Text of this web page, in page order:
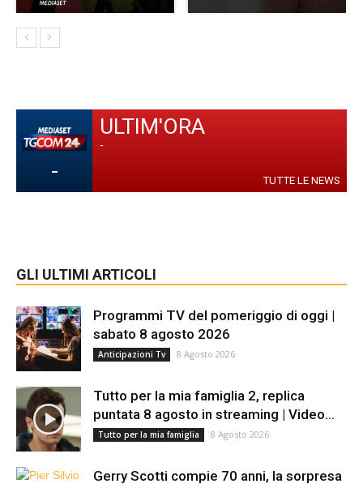
-
ULTIM'ORA
-
TUTTE LE NEWS
GLI ULTIMI ARTICOLI
Programmi TV del pomeriggio di oggi |
sabato 8 agosto 2026
Anticipazioni Tv 8 Agosto 2026
Tutto per la mia famiglia 2, replica
puntata 8 agosto in streaming | Video...
Tutto per la mia famiglia 8 Agosto 2026
Gerry Scotti compie 70 anni, la sorpresa